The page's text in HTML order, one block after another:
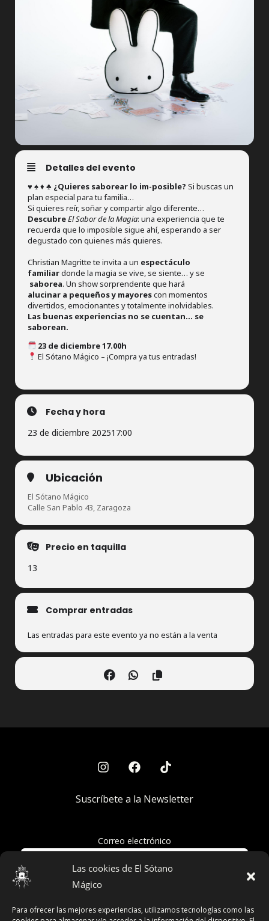
Las cookies de El Sótano
Mágico
Para ofrecer las mejores experiencias, utilizamos tecnologías como las
Detalles del evento
♥️ ♠️ ♦️ ♣️ ¿Quieres saborear lo im-posible? Si buscas un
plan especial para tu familia…
Si quieres reír, soñar y compartir algo diferente…
DescubreEl Sabor de la Magia: una experiencia que te
recuerda que lo imposible sigue ahí, esperando a ser
degustado con quienes más quieres.
Christian Magritte te invita a un espectáculo
familiardonde la magia se vive, se siente… y se
saborea. Un show sorprendente que hará
alucinar a pequeños y mayorescon momentos
divertidos, emocionantes y totalmente inolvidables.
Las buenas experiencias no se cuentan… se
saborean.
23 de diciembre 17.00h
El Sótano Mágico – ¡Compra ya tus entradas!
Fecha y hora
23 de diciembre 202517:00
Ubicación
El Sótano Mágico
Calle San Pablo 43, Zaragoza
Precio en taquilla
13
Comprar entradas
Las entradas para este evento ya no están a la venta
Suscríbete a la Newsletter
Correo electrónico
Acepto la política de privacidad